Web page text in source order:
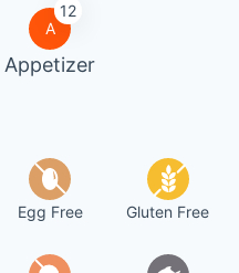
A
12
Appetizer
Egg Free Gluten Free